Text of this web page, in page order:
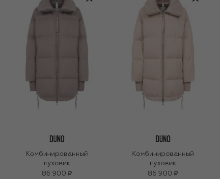
Комбинированный
пуховик
86 900 ₽
Комбинированный
пуховик
86 900 ₽